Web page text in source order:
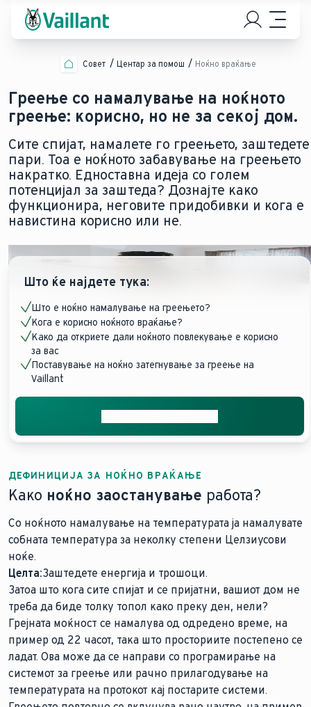
Совет Центар за помош Ноќно враќање
Греење со намалување на ноќното
греење: корисно, но не за секој дом.
Сите спијат, намалете го греењето, заштедете
пари. Тоа е ноќното забавување на греењето
накратко. Едноставна идеја со голем
потенцијал за заштеда? Дознајте како
функционира, неговите придобивки и кога е
навистина корисно или не.
Што ќе најдете тука:
Што е ноќно намалување на греењето?
Кога е корисно ноќното враќање?
Како да откриете дали ноќното повлекување е корисно
за вас
Поставување на ноќно затегнување за греење на
Vaillant
ДЕФИНИЦИЈА ЗА НОЌНО ВРАЌАЊЕ
Како ноќно заостанување работа?
Со ноќното намалување на температурата ја намалувате
собната температура за неколку степени Целзиусови
ноќе.
Целта:Заштедете енергија и трошоци.
Затоа што кога сите спијат и се пријатни, вашиот дом не
треба да биде толку топол како преку ден, нели?
Грејната моќност се намалува од одредено време, на
пример од 22 часот, така што просториите постепено се
ладат. Ова може да се направи со програмирање на
системот за греење или рачно прилагодување на
температурата на протокот кај постарите системи.